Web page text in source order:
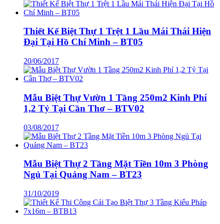
Thiết Kế Biệt Thự 1 Trệt 1 Lầu Mái Thái Hiện
Đại Tại Hồ Chí Minh – BT05
20/06/2017
Mẫu Biệt Thự Vườn 1 Tầng 250m2 Kinh Phí
1,2 Tỷ Tại Cần Thơ – BTV02
03/08/2017
Mẫu Biệt Thự 2 Tầng Mặt Tiền 10m 3 Phòng
Ngủ Tại Quảng Nam – BT23
31/10/2019